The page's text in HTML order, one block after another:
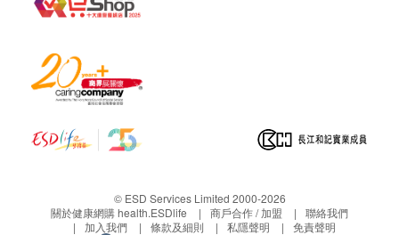
© ESD Services Limited 2000-2026
關於健康網購 health.ESDlife
商戶合作 / 加盟
聯絡我們
加入我們
條款及細則 私隱聲明
免責聲明